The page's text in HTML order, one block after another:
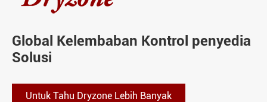
Global Kelembaban Kontrol penyedia
Solusi
Untuk Tahu Dryzone Lebih Banyak